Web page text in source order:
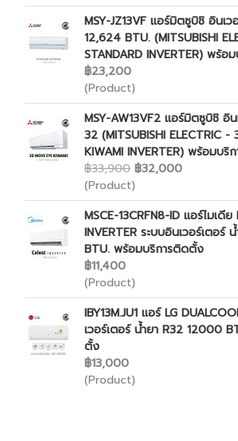
MSY-JZ13VF แอร์มิตซูบิชิ อินเ
12,624 BTU. (MITSUBISHI
STANDARD INVERTER) พร้อ
฿23,200
(Product)
MSY-AW13VF2 แอร์มิตซูบิชิ อิ
32 (MITSUBISHI ELECTRIC -
KIWAMI INVERTER) พร้อมบริ
฿33,900 ฿32,000
(Product)
MSCE-13CRFN8-ID แอร์ไมเดี
INVERTER ระบบอินเวอร์เตอร์
BTU. พร้อมบริการติดตั้ง
฿11,400
(Product)
IBY13M.JU1 แอร์ LG
เวอร์เตอร์ น้ำยา R32 12000
ตั้ง
฿13,000
(Product)